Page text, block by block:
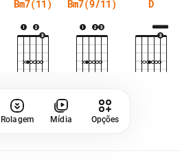
Bm7(11) Bm7(9/11) D
Rolagem Mídia Opções